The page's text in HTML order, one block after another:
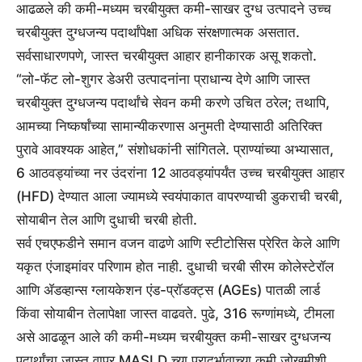
आढळले की कमी-मध्यम चरबीयुक्त कमी-साखर दुग्ध उत्पादने उच्च
चरबीयुक्त दुग्धजन्य पदार्थांपेक्षा अधिक संरक्षणात्मक असतात.
सर्वसाधारणपणे, जास्त चरबीयुक्त आहार हानीकारक असू शकतो.
“लो-फॅट लो-शुगर डेअरी उत्पादनांना प्राधान्य देणे आणि जास्त
चरबीयुक्त दुग्धजन्य पदार्थांचे सेवन कमी करणे उचित ठरेल; तथापि,
आमच्या निष्कर्षांच्या सामान्यीकरणास अनुमती देण्यासाठी अतिरिक्त
पुरावे आवश्यक आहेत,” संशोधकांनी सांगितले. प्राण्यांच्या अभ्यासात,
6 आठवड्यांच्या नर उंदरांना 12 आठवड्यांपर्यंत उच्च चरबीयुक्त आहार
(HFD) देण्यात आला ज्यामध्ये स्वयंपाकात वापरण्याची डुकराची चरबी,
सोयाबीन तेल आणि दुधाची चरबी होती.
सर्व एचएफडीने समान वजन वाढणे आणि स्टीटोसिस प्रेरित केले आणि
यकृत एंजाइमांवर परिणाम होत नाही. दुधाची चरबी सीरम कोलेस्टेरॉल
आणि ॲडव्हान्स ग्लायकेशन एंड-प्रॉडक्ट्स (AGEs) पातळी लार्ड
किंवा सोयाबीन तेलापेक्षा जास्त वाढवते. पुढे, 316 रूग्णांमध्ये, टीमला
असे आढळून आले की कमी-मध्यम चरबीयुक्त कमी-साखर दुग्धजन्य